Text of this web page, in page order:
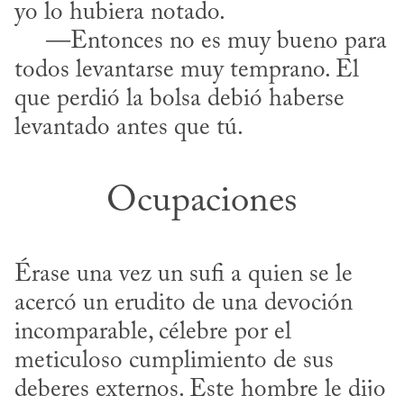
yo lo hubiera notado.
todos levantarse muy temprano. El
que perdió la bolsa debió haberse
levantado antes que tú.
Ocupaciones
Érase una vez un sufi a quien se le
acercó un erudito de una devoción
incomparable, célebre por el
meticuloso cumplimiento de sus
deberes externos. Este hombre le dijo